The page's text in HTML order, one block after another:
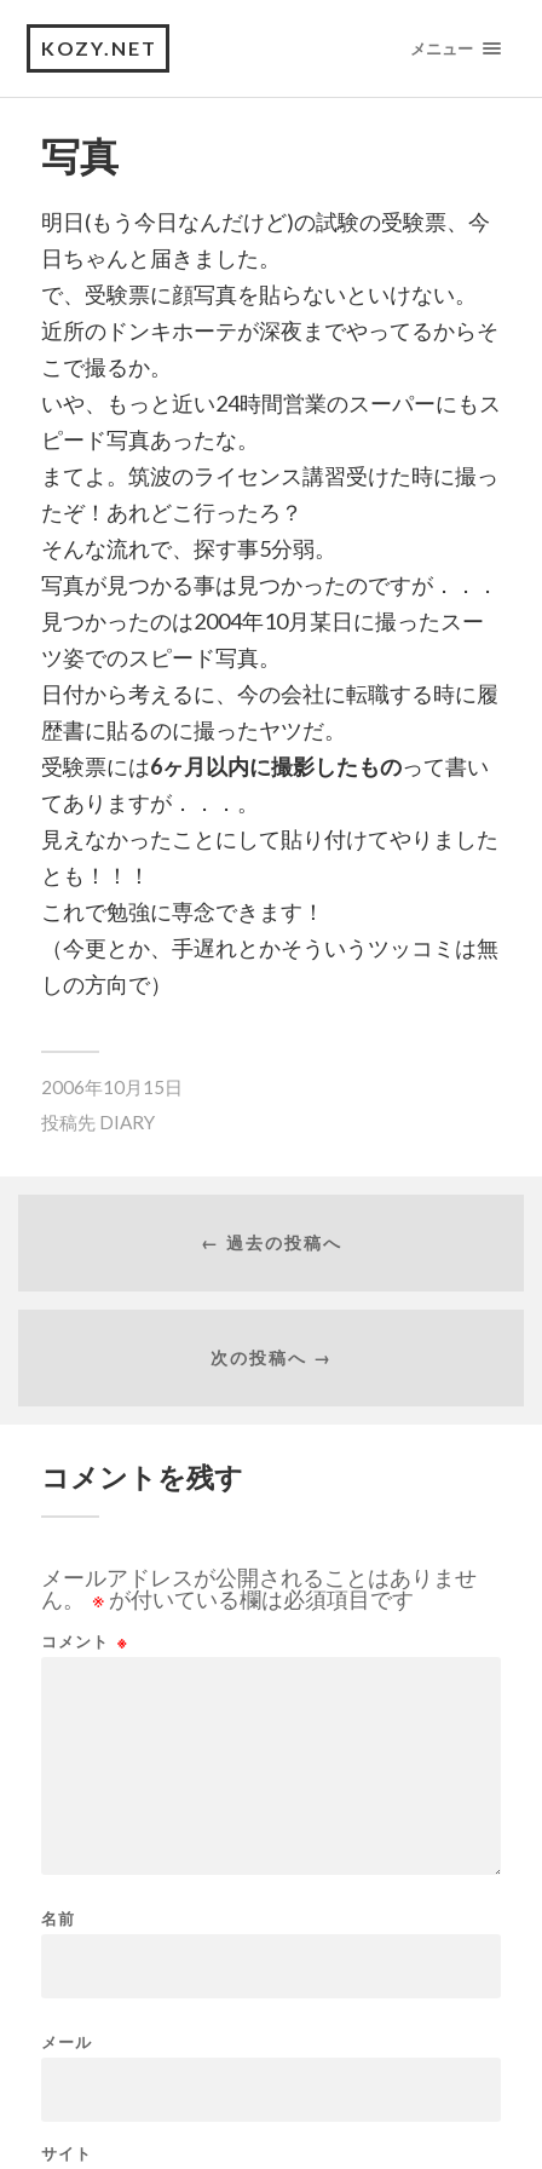
KOZY.NET メニュー
写真
明日(もう今日なんだけど)の試験の受験票、今
日ちゃんと届きました。
で、受験票に顔写真を貼らないといけない。
近所のドンキホーテが深夜までやってるからそ
こで撮るか。
いや、もっと近い24時間営業のスーパーにもス
ピード写真あったな。
まてよ。筑波のライセンス講習受けた時に撮っ
たぞ！あれどこ行ったろ？
そんな流れで、探す事5分弱。
写真が見つかる事は見つかったのですが．．．
見つかったのは2004年10月某日に撮ったスー
ツ姿でのスピード写真。
日付から考えるに、今の会社に転職する時に履
歴書に貼るのに撮ったヤツだ。
受験票には6ヶ月以内に撮影したものって書い
てありますが．．．。
見えなかったことにして貼り付けてやりました
とも！！！
これで勉強に専念できます！
（今更とか、手遅れとかそういうツッコミは無
しの方向で）
2006年10月15日
投稿先 DIARY
← 過去の投稿へ
次の投稿へ →
コメントを残す
メールアドレスが公開されることはありませ
ん。
※ が付いている欄は必須項目です
コメント ※
名前
メール
サイト